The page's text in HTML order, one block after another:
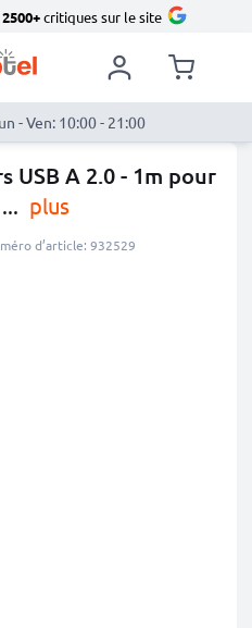
2500+critiques sur le site
- Ven: 10:00 - 21:00
USB A 2.0 - 1m pour
... plus
d’article: 932529